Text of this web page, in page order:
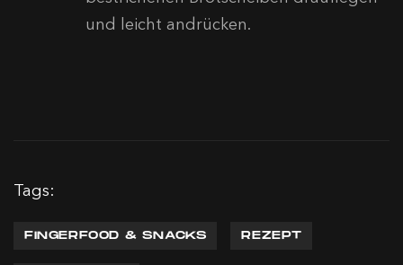
und leicht andrücken.
Tags:
FINGERFOOD & SNACKS REZEPT